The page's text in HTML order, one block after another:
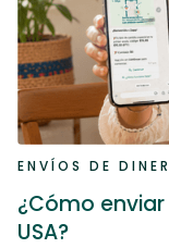
ENVÍOS DE
¿Cómo
USA?